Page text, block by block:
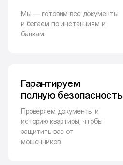
Мы — готовим все документы
и бегаем по инстанциям и
банкам.
Гарантируем
полную безопасность
Проверяем документы и
историю квартиры, чтобы
защитить вас от
мошенников.